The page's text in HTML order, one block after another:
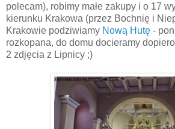
polecam), robimy małe zakupy i o 17
kierunku Krakowa (przez Bochnię i
Krakowie podziwiamy Nową Hutę -
rozkopana, do domu docieramy
2 zdjęcia z Lipnicy ;)